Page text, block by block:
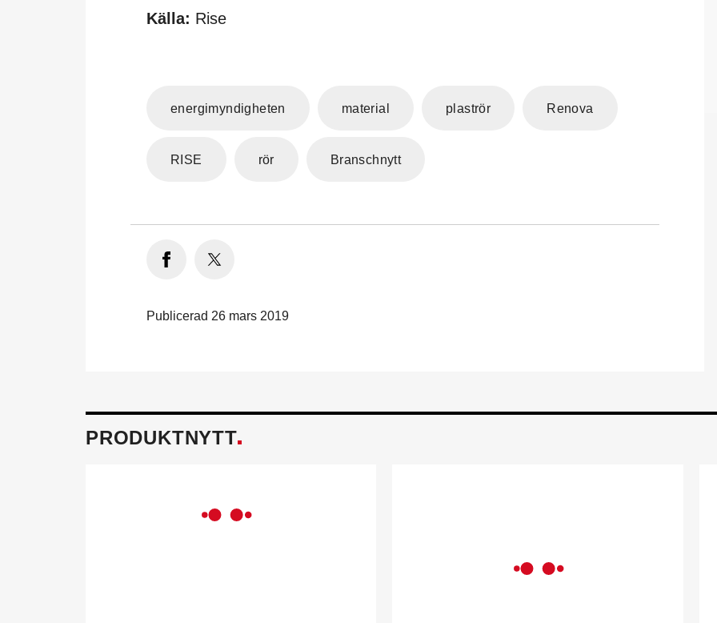
Källa: Rise
energimyndigheten material plaströr Renova
RISE rör Branschnytt
Publicerad 26 mars 2019
PRODUKTNYTT